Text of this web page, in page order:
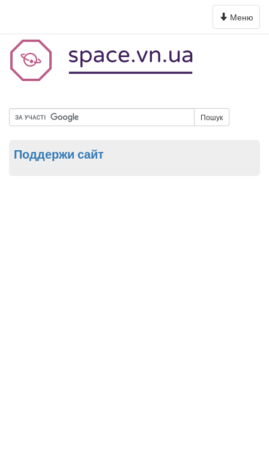
Toggle
navigation
Меню
Пошук
Поддержи сайт